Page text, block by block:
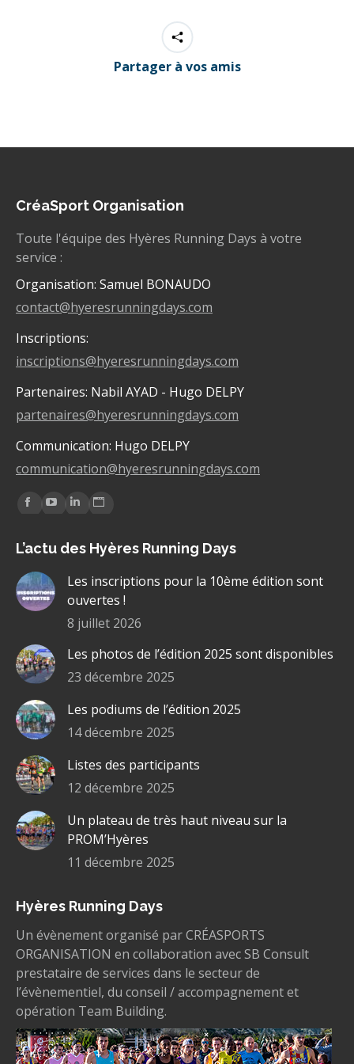
Partager à vos amis
CréaSport Organisation
Toute l'équipe des Hyères Running Days à votre
service :
Organisation: Samuel BONAUDO
contact@hyeresrunningdays.com
Inscriptions:
inscriptions@hyeresrunningdays.com
Partenaires: Nabil AYAD - Hugo DELPY
partenaires@hyeresrunningdays.com
Communication: Hugo DELPY
communication@hyeresrunningdays.com
Trouvez nous sur :
La
Facebook
s'ouvre
dans
une
nouvelle
fenêtre
La
YouTube
s'ouvre
dans
nouvelle
fenêtre
La
LinkedIn
s'ouvre
nouvelle
fenêtre
La
Site
Web
s'ouvre
nouvelle
fenêtre
L’actu des Hyères Running Days
Les inscriptions pour la 10ème édition sont
ouvertes !
8 juillet 2026
Les photos de l’édition 2025 sont disponibles
23 décembre 2025
Les podiums de l’édition 2025
14 décembre 2025
Listes des participants
12 décembre 2025
Un plateau de très haut niveau sur la
PROM’Hyères
11 décembre 2025
Hyères Running Days
Un évènement organisé par CRÉASPORTS
ORGANISATION en collaboration avec SB Consult
prestataire de services dans le secteur de
l’évènementiel, du conseil / accompagnement et
opération Team Building.